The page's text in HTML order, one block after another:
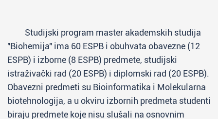
Studijski program master akademskih studija
"Biohemija" ima 60 ESPB i obuhvata obavezne (12
ESPB) i izborne (8 ESPB) predmete, studijski
istraživački rad (20 ESPB) i diplomski rad (20 ESPB).
Obavezni predmeti su Bioinformatika i Molekularna
biotehnologija, a u okviru izbornih predmeta studenti
biraju predmete koje nisu slušali na osnovnim